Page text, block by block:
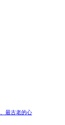
最古老的心